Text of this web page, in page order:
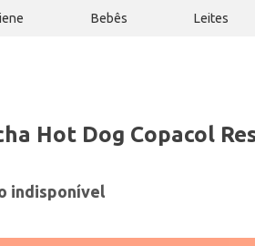
Bebês Leites
Hot Dog Copacol
indisponível